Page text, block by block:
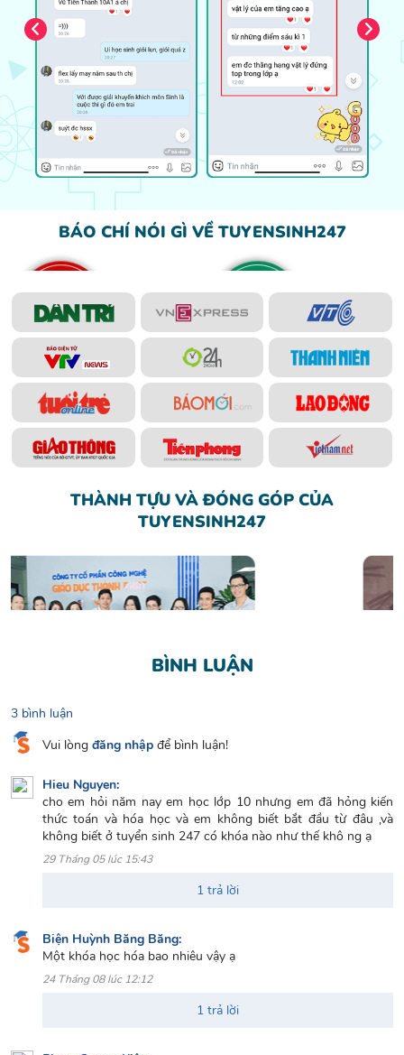
BÁO CHÍ NÓI GÌ VỀ TUYENSINH247
THÀNH TỰU VÀ ĐÓNG GÓP CỦA
TUYENSINH247
Giáo viên giỏi - Tham gia giảng dạy
BÌNH LUẬN
3 bình luận
Vui lòng đăng nhập để bình luận!
Hieu Nguyen:
cho em hỏi năm nay em học lớp 10 nhưng em đã hỏng kiến
thức toán và hóa học và em không biết bắt đầu từ đâu ,và
không biết ở tuyển sinh 247 có khóa nào như thế khô ng ạ
29 Tháng 05 lúc 15:43
1 trả lời
Biện Huỳnh Băng Băng:
Một khóa học hóa bao nhiêu vậy ạ
24 Tháng 08 lúc 12:12
1 trả lời